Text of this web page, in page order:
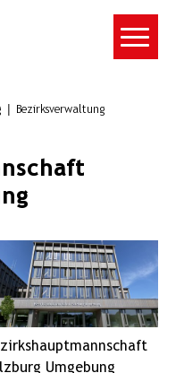
Bezirksverwaltung
larger version for:
Umgebung